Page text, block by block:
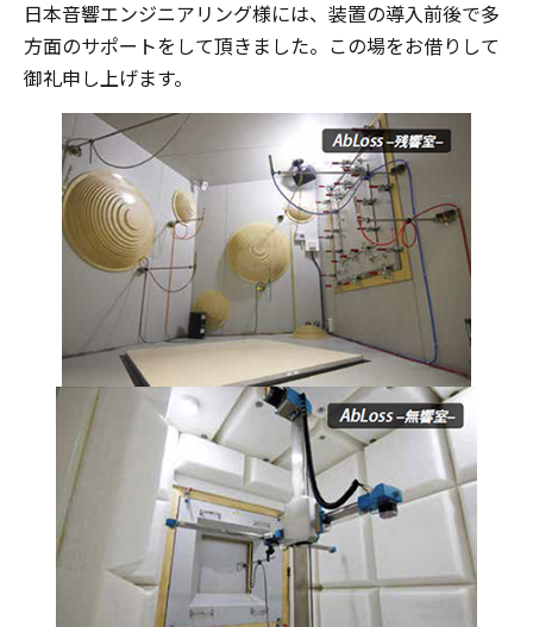
日本音響エンジニアリング様には、装置の導入前後で多
方面のサポートをして頂きました。この場をお借りして
御礼申し上げます。